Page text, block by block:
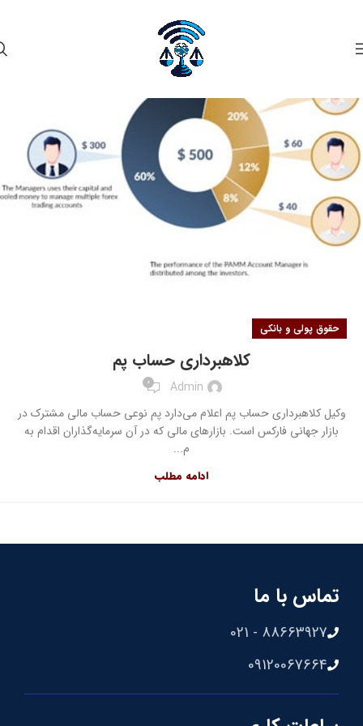
حقوق پولی و بانکی
کلاهبرداری حساب پم
Admin
0
وکیل کلاهبرداری حساب پم اعلام می‌دارد پم نوعی حساب مالی مشترک در
بازار جهانی فارکس است. بازارهای مالی که در آن سرمایه‌گذاران اقدام به
م...
ادامه مطلب
تماس با ما
88663927 - 021
09120067664